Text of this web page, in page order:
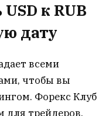
к RUB
дату
всеми
чтобы вы
Форекс Клуб
для трейдеров,